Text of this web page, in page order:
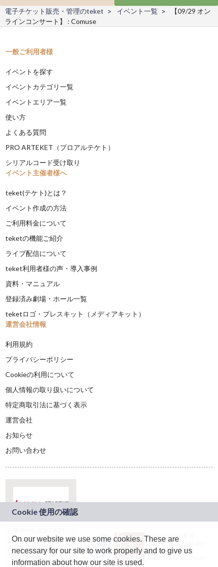
On our website we use some cookies. These are
necessary for our site to work properly and to give us
information about how our site is used.
電子チケット販売・管理のteket イベント一覧
【09/29 オン
ラインコンサート】 : Comuse
一般ご利用者様
イベントを探す
イベントカテゴリ一覧
イベントエリア一覧
使い方
よくある質問
PRO ARTEKET（プロアルテケト）
シリアルコード受け取り
イベント主催者様へ
teket(テケト)とは？
イベント作成の方法
ご利用料金について
teketの機能ご紹介
ライブ配信について
teket利用者様の声・導入事例
資料・マニュアル
登録済み劇場・ホール一覧
teketロゴ・プレスキット（メディアキット）
運営会社情報
利用規約
プライバシーポリシー
Cookieの利用について
個人情報の取り扱いについて
特定商取引法に基づく表示
運営会社
お知らせ
お問い合わせ
ドコモグループの新
規事業創出プログラ
ム「docomo
STARTUP」を通じて
JASRAC許諾番号：
9024936001Y45037
JASRAC許諾番号：